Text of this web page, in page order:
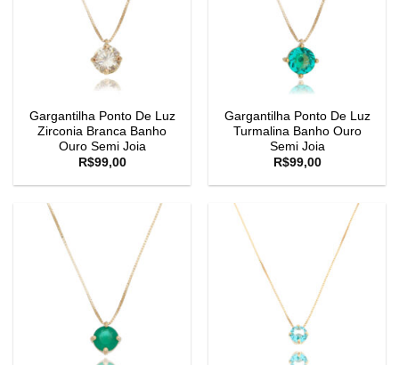
Gargantilha Ponto De Luz
Zirconia Branca Banho
Ouro Semi Joia
R$99,00
Gargantilha Ponto De Luz
Turmalina Banho Ouro
Semi Joia
R$99,00